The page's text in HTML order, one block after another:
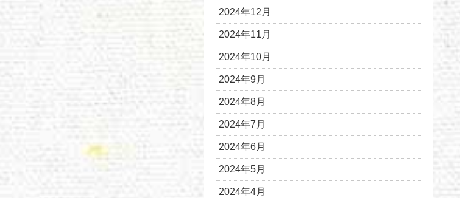
2024年12月
2024年11月
2024年10月
2024年9月
2024年8月
2024年7月
2024年6月
2024年5月
2024年4月